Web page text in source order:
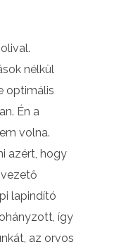
nélkül
optimális
Én a
volna.
azért, hogy
lapindító
így
az orvos